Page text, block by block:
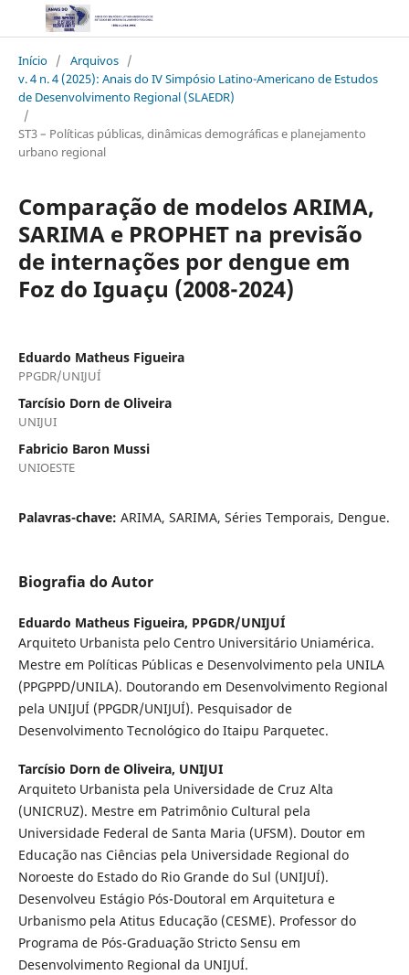
Início / Arquivos /
v. 4 n. 4 (2025): Anais do IV Simpósio Latino-Americano de Estudos
de Desenvolvimento Regional (SLAEDR)
/
ST3 – Políticas públicas, dinâmicas demográficas e planejamento
urbano regional
Comparação de modelos ARIMA,
SARIMA e PROPHET na previsão
de internações por dengue em
Foz do Iguaçu (2008-2024)
Eduardo Matheus Figueira
PPGDR/UNIJUÍ
Tarcísio Dorn de Oliveira
UNIJUI
Fabricio Baron Mussi
UNIOESTE
Palavras-chave: ARIMA, SARIMA, Séries Temporais, Dengue.
Biografia do Autor
Eduardo Matheus Figueira, PPGDR/UNIJUÍ
Arquiteto Urbanista pelo Centro Universitário Uniamérica.
Mestre em Políticas Públicas e Desenvolvimento pela UNILA
(PPGPPD/UNILA). Doutorando em Desenvolvimento Regional
pela UNIJUÍ (PPGDR/UNIJUÍ). Pesquisador de
Desenvolvimento Tecnológico do Itaipu Parquetec.
Tarcísio Dorn de Oliveira, UNIJUI
Arquiteto Urbanista pela Universidade de Cruz Alta
(UNICRUZ). Mestre em Patrimônio Cultural pela
Universidade Federal de Santa Maria (UFSM). Doutor em
Educação nas Ciências pela Universidade Regional do
Noroeste do Estado do Rio Grande do Sul (UNIJUÍ).
Desenvolveu Estágio Pós-Doutoral em Arquitetura e
Urbanismo pela Atitus Educação (CESME). Professor do
Programa de Pós-Graduação Stricto Sensu em
Desenvolvimento Regional da UNIJUÍ.